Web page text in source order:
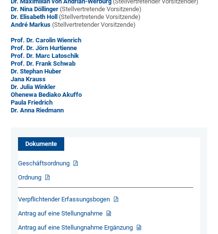
Dr. Nina Döllinger (Stellvertretende Vorsitzende)
Dr. Elisabeth Holl
(Stellvertretende Vorsitzende)
André Markus (Stellvertretender Vorsitzende)
Prof. Dr. Carolin Wienrich
Prof. Dr. Jörn Hurtienne
Prof. Dr. Marc Latoschik
Prof. Dr. Frank Schwab
Dr. Stephan Huber
Jana Krauss
Dr. Julia Winkler
Ohenewa Bediako Akuffo
Paula Friedrich
Dr. Anna Riedmann
Dokumente
Geschäftsordnung
Ordnung
Verpflichtender Erfassungsbogen
Antrag auf eine Stellungnahme
Antrag auf eine Stellungnahme Ergänzung